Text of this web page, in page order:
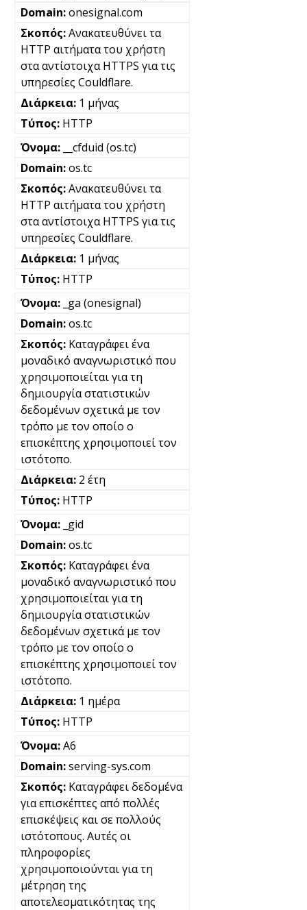
onesignal.com
Ανακατευθύνει τα
HTTP αιτήματα του χρήστη
στα αντίστοιχα HTTPS για τις
υπηρεσίες Couldflare.
1 μήνας
HTTP
__cfduid (os.tc)
os.tc
Ανακατευθύνει τα
HTTP αιτήματα του χρήστη
στα αντίστοιχα HTTPS για τις
υπηρεσίες Couldflare.
1 μήνας
HTTP
_ga (onesignal)
os.tc
Καταγράφει ένα
μοναδικό αναγνωριστικό που
χρησιμοποιείται για τη
δημιουργία στατιστικών
δεδομένων σχετικά με τον
τρόπο με τον οποίο ο
επισκέπτης χρησιμοποιεί τον
ιστότοπο.
2 έτη
HTTP
_gid
os.tc
Καταγράφει ένα
μοναδικό αναγνωριστικό που
χρησιμοποιείται για τη
δημιουργία στατιστικών
δεδομένων σχετικά με τον
τρόπο με τον οποίο ο
επισκέπτης χρησιμοποιεί τον
ιστότοπο.
1 ημέρα
HTTP
A6
serving-sys.com
Καταγράφει δεδομένα
για επισκέπτες από πολλές
επισκέψεις και σε πολλούς
ιστότοπους. Αυτές οι
πληροφορίες
χρησιμοποιούνται για τη
μέτρηση της
αποτελεσματικότητας της